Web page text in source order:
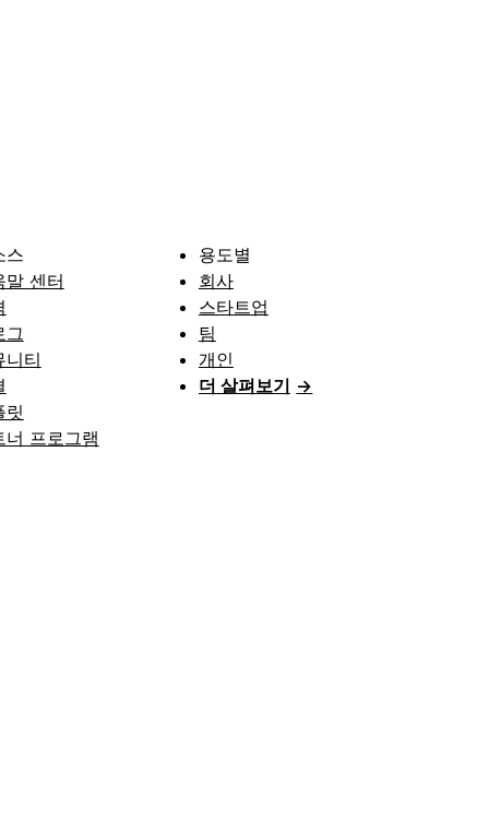
스
말 센터
그
니티
릿
너 프로그램
용도별
회사
스타트업
팀
개인
더 살펴보기 →